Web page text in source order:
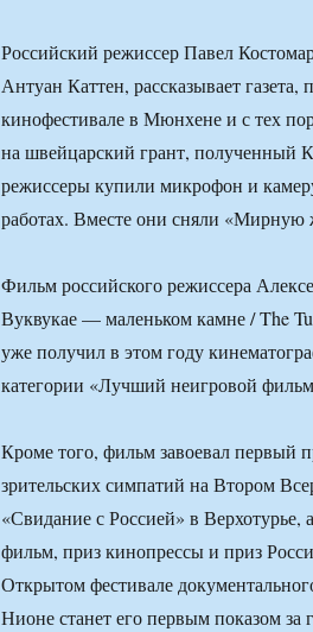
Российский режиссер Павел
Антуан Каттен, рассказывает газета,
кинофестивале в Мюнхене и с тех
на швейцарский грант, полученный
режиссеры купили микрофон и
работах. Вместе они сняли «Мирную
Фильм российского режиссера
Вуквукае — маленьком камне / The
уже получил в этом году
категории «Лучший неигровой
Кроме того, фильм завоевал первый
зрительских симпатий на Втором
«Свидание с Россией» в
фильм, приз кинопрессы и приз
Открытом фестивале
Нионе станет его первым показом за